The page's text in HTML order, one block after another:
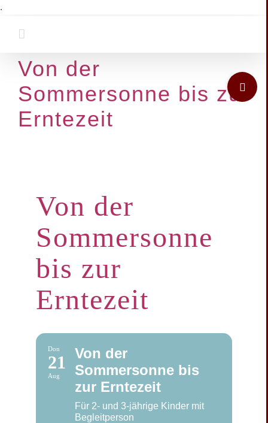
.
Von der
Sommersonne bis zur
Erntezeit
Von der
Sommersonne
bis zur
Erntezeit
Don
21
Aug
Von der
Sommersonne bis
zur Erntezeit
Für 2- und 3-jährige Kinder mit
Begleitperson
Toggle
Sliding